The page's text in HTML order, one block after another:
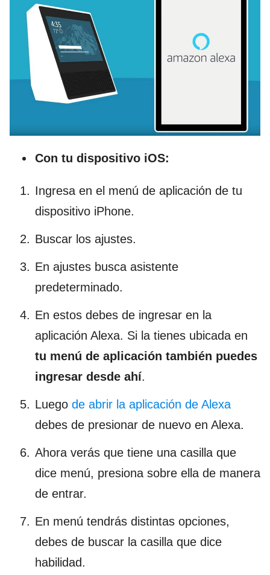
Con tu dispositivo iOS:
Ingresa en el menú de aplicación de tu
dispositivo iPhone.
Buscar los ajustes.
En ajustes busca asistente
predeterminado.
En estos debes de ingresar en la
aplicación Alexa. Si la tienes ubicada en
tu menú de aplicación también puedes
ingresar desde ahí.
Luego de abrir la aplicación de Alexa
debes de presionar de nuevo en Alexa.
Ahora verás que tiene una casilla que
dice menú, presiona sobre ella de manera
de entrar.
En menú tendrás distintas opciones,
debes de buscar la casilla que dice
habilidad.